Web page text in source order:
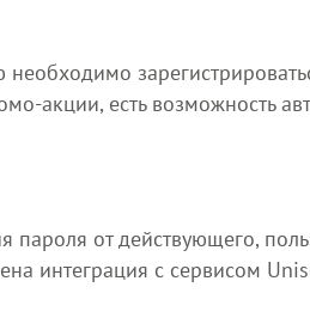
акции, есть возможность
пароля от действующего,
интеграция с сервисом